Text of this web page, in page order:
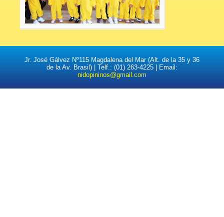
Jr. José Gálvez Nº115 Magdalena del Mar (Alt. de la 35 y 36
de la Av. Brasil) | Telf.: (01) 263-4225 | Email:
nidopininos@gmail.com